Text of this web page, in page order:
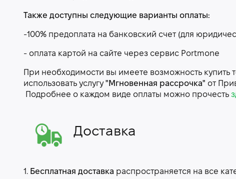
Также доступны следующие варианты оплаты:
-100% предоплата на банковский счет (для
- оплата картой на сайте через сервис Portmone
При необходимости вы имеете возможность купить
использовать услугу "Мгновенная рассрочка" от
Подробнее о каждом виде оплаты можно прочесть
Доставка
1. Бесплатная доставка распространяется на все